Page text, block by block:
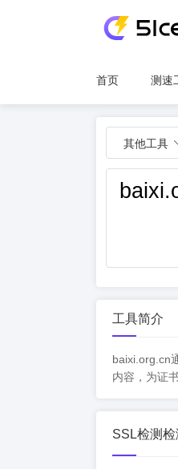
首页 测速
其他工具
工具简介
baixi.org.cn
内容，为证
SSL检测